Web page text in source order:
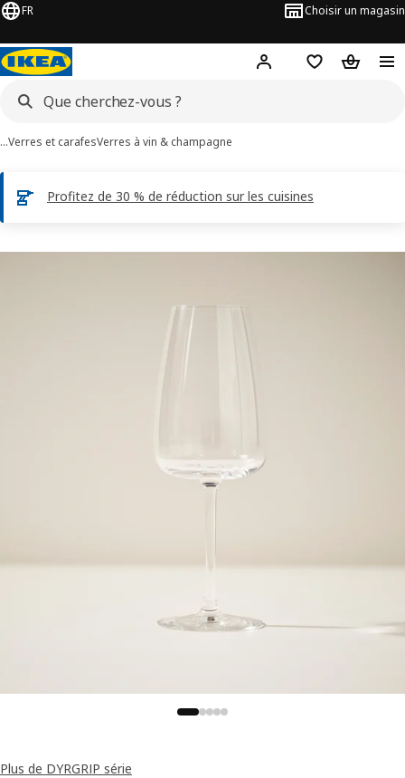
FR Choisir un magasin
Hej ! Connectez-vous
FavorisPanier
…Verres et carafesVerres à vin & champagne
Profitez de 30 % de réduction sur les cuisines
Plus de DYRGRIP série